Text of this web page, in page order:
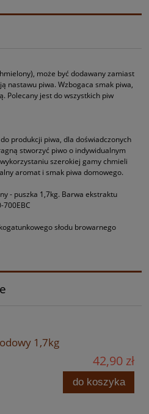
może być dodawany zamiast
nastawu piwa. Wzbogaca smak piwa,
Polecany jest do wszystkich piw
produkcji piwa, dla doświadczonych
stworzyć piwo o indywidualnym
szerokiej gamy chmieli
aromat i smak piwa domowego.
- puszka 1,7kg. Barwa ekstraktu
słodu browarnego
1,7kg
42,90 zł
do koszyka